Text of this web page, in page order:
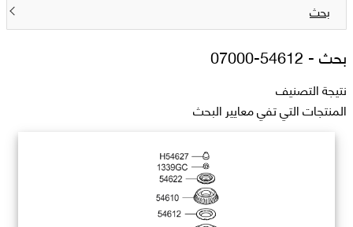
بحث
بحث - 54612-07000
نتيجة التصنيف
المنتجات التي تفي معايير البحث